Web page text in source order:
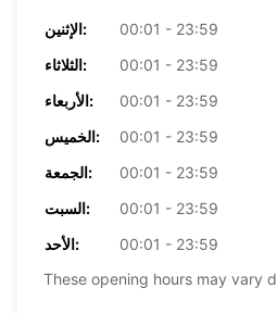
الإثنين:
00:01 - 23:59
الثلاثاء:
00:01 - 23:59
الأربعاء:
00:01 - 23:59
الخميس:
00:01 - 23:59
الجمعة:
00:01 - 23:59
السبت:
00:01 - 23:59
الأحد:
00:01 - 23:59
These opening hours may vary